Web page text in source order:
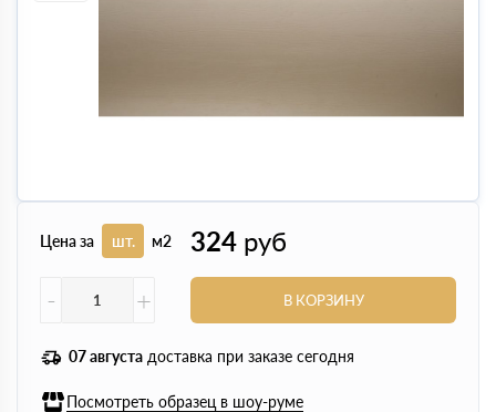
Цена за шт. м2 324 руб
-
+ В КОРЗИНУ
07 августа доставка при заказе сегодня
Посмотреть образец в шоу-руме